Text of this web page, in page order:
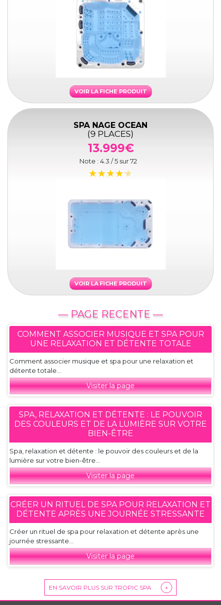
VOIR LA FICHE PRODUIT
SPA NAGE OCEAN
(9 PLACES)
13.999€
Note : 4.3 / 5 sur72
VOIR LA FICHE PRODUIT
— PAGE RECENTE —
COMMENT ASSOCIER MUSIQUE ET SPA POUR
UNE RELAXATION ET DÉTENTE TOTALE
Comment associer musique et spa pour une relaxation et
détente totale...
Visiter la page
SPA, RELAXATION ET DÉTENTE : LE POUVOIR
DES COULEURS ET DE LA LUMIÈRE SUR VOTRE
BIEN-ÊTRE
Spa, relaxation et détente : le pouvoir des couleurs et de la
lumière sur votre bien-être...
Visiter la page
CRÉER UN RITUEL DE SPA POUR RELAXATION ET
DÉTENTE APRÈS UNE JOURNÉE STRESSANTE
Créer un rituel de spa pour relaxation et détente après une
journée stressante...
Visiter la page
EN SAVOIR PLUS SUR TROPIC SPA +